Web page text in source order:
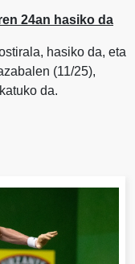
24an hasiko da
hasiko da, eta
(11/25),
da.